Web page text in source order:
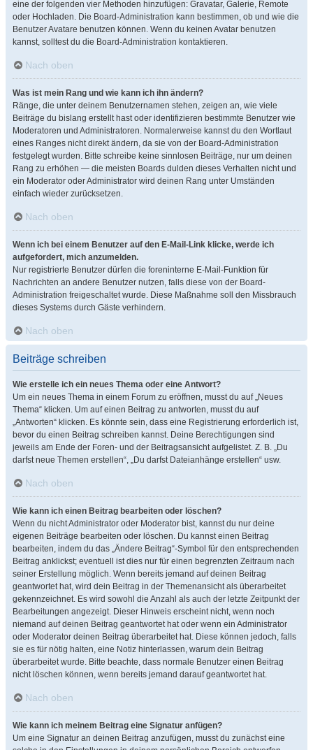
eine der folgenden vier Methoden hinzufügen: Gravatar, Galerie, Remote
oder Hochladen. Die Board-Administration kann bestimmen, ob und wie die
Benutzer Avatare benutzen können. Wenn du keinen Avatar benutzen
kannst, solltest du die Board-Administration kontaktieren.
Nach oben
Was ist mein Rang und wie kann ich ihn ändern?
Ränge, die unter deinem Benutzernamen stehen, zeigen an, wie viele
Beiträge du bislang erstellt hast oder identifizieren bestimmte Benutzer wie
Moderatoren und Administratoren. Normalerweise kannst du den Wortlaut
eines Ranges nicht direkt ändern, da sie von der Board-Administration
festgelegt wurden. Bitte schreibe keine sinnlosen Beiträge, nur um deinen
Rang zu erhöhen — die meisten Boards dulden dieses Verhalten nicht und
ein Moderator oder Administrator wird deinen Rang unter Umständen
einfach wieder zurücksetzen.
Nach oben
Wenn ich bei einem Benutzer auf den E-Mail-Link klicke, werde ich
aufgefordert, mich anzumelden.
Nur registrierte Benutzer dürfen die foreninterne E-Mail-Funktion für
Nachrichten an andere Benutzer nutzen, falls diese von der Board-
Administration freigeschaltet wurde. Diese Maßnahme soll den Missbrauch
dieses Systems durch Gäste verhindern.
Nach oben
Beiträge schreiben
Wie erstelle ich ein neues Thema oder eine Antwort?
Um ein neues Thema in einem Forum zu eröffnen, musst du auf „Neues
Thema“ klicken. Um auf einen Beitrag zu antworten, musst du auf
„Antworten“ klicken. Es könnte sein, dass eine Registrierung erforderlich ist,
bevor du einen Beitrag schreiben kannst. Deine Berechtigungen sind
jeweils am Ende der Foren- und der Beitragsansicht aufgelistet. Z. B. „Du
darfst neue Themen erstellen“, „Du darfst Dateianhänge erstellen“ usw.
Nach oben
Wie kann ich einen Beitrag bearbeiten oder löschen?
Wenn du nicht Administrator oder Moderator bist, kannst du nur deine
eigenen Beiträge bearbeiten oder löschen. Du kannst einen Beitrag
bearbeiten, indem du das „Ändere Beitrag“-Symbol für den entsprechenden
Beitrag anklickst; eventuell ist dies nur für einen begrenzten Zeitraum nach
seiner Erstellung möglich. Wenn bereits jemand auf deinen Beitrag
geantwortet hat, wird dein Beitrag in der Themenansicht als überarbeitet
gekennzeichnet. Es wird sowohl die Anzahl als auch der letzte Zeitpunkt der
Bearbeitungen angezeigt. Dieser Hinweis erscheint nicht, wenn noch
niemand auf deinen Beitrag geantwortet hat oder wenn ein Administrator
oder Moderator deinen Beitrag überarbeitet hat. Diese können jedoch, falls
sie es für nötig halten, eine Notiz hinterlassen, warum dein Beitrag
überarbeitet wurde. Bitte beachte, dass normale Benutzer einen Beitrag
nicht löschen können, wenn bereits jemand darauf geantwortet hat.
Nach oben
Wie kann ich meinem Beitrag eine Signatur anfügen?
Um eine Signatur an deinen Beitrag anzufügen, musst du zunächst eine